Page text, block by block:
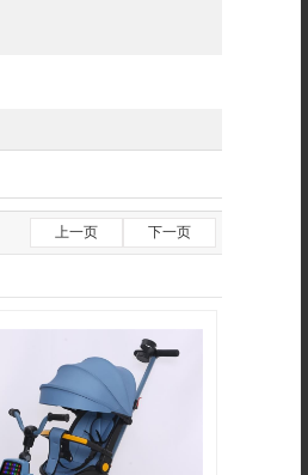
上一页 下一页